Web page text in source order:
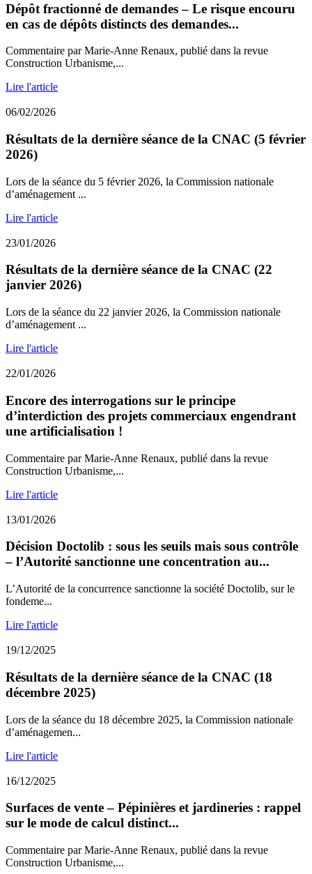
Dépôt fractionné de demandes – Le risque encouru
en cas de dépôts distincts des demandes...
Commentaire par Marie-Anne Renaux, publié dans la revue
Construction Urbanisme,...
Lire l'article
06/02/2026
Résultats de la dernière séance de la CNAC (5 février
2026)
Lors de la séance du 5 février 2026, la Commission nationale
d’aménagement ...
Lire l'article
23/01/2026
Résultats de la dernière séance de la CNAC (22
janvier 2026)
Lors de la séance du 22 janvier 2026, la Commission nationale
d’aménagement ...
Lire l'article
22/01/2026
Encore des interrogations sur le principe
d’interdiction des projets commerciaux engendrant
une artificialisation !
Commentaire par Marie-Anne Renaux, publié dans la revue
Construction Urbanisme,...
Lire l'article
13/01/2026
Décision Doctolib : sous les seuils mais sous contrôle
– l’Autorité sanctionne une concentration au...
L’Autorité de la concurrence sanctionne la société Doctolib, sur le
fondeme...
Lire l'article
19/12/2025
Résultats de la dernière séance de la CNAC (18
décembre 2025)
Lors de la séance du 18 décembre 2025, la Commission nationale
d’aménagemen...
Lire l'article
16/12/2025
Surfaces de vente – Pépinières et jardineries : rappel
sur le mode de calcul distinct...
Commentaire par Marie-Anne Renaux, publié dans la revue
Construction Urbanisme,...